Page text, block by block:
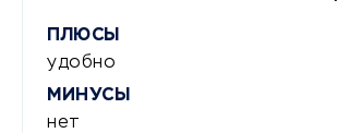
ПЛЮСЫ
удобно
МИНУСЫ
нет